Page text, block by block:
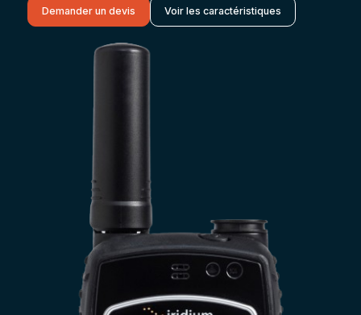
Demander un devis Voir les caractéristiques